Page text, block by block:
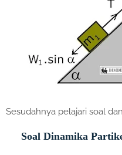
Sesudahnya pelajari soal
Soal Dinamika